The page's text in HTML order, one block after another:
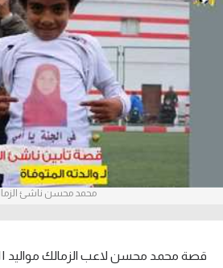
عدسات
ركن الألعاب
محمد محسن ناشئ